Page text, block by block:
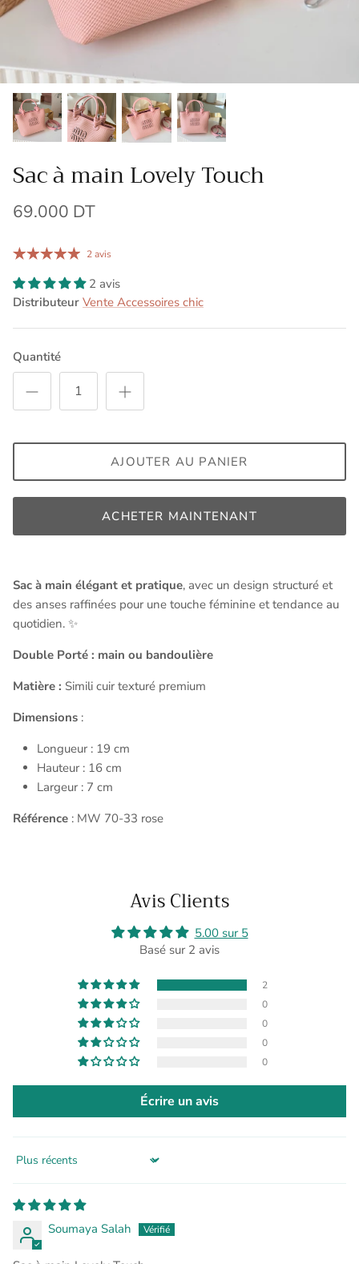
Sac à main Lovely Touch
69.000 DT
2 avis
2 avis
Distributeur Vente Accessoires chic
Quantité
AJOUTER AU PANIER
ACHETER MAINTENANT
Sac à main élégant et pratique, avec un design structuré et
des anses raffinées pour une touche féminine et tendance au
quotidien. ✨
Double Porté : main ou bandoulière
Matière : Simili cuir texturé premium
Dimensions :
Longueur : 19 cm
Hauteur : 16 cm
Largeur : 7 cm
Référence : MW 70-33 rose
Avis Clients
5.00 sur 5
Basé sur 2 avis
2
0
0
0
0
Écrire un avis
Sort by
Soumaya Salah